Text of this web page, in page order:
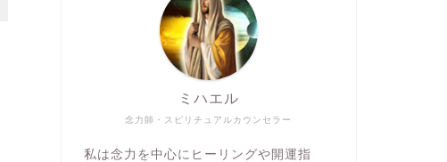
念力師・スピリチュアルカウンセラー
ミハエル
私は念力を中心にヒーリングや開運指